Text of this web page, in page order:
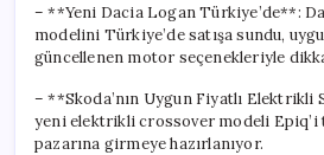
– **Yeni Dacia Logan Türkiye’de**:
modelini Türkiye’de satışa sundu,
güncellenen motor seçenekleriyle
– **Skoda’nın Uygun Fiyatlı Elektrikli
yeni elektrikli crossover modeli Epiq’i
pazarına girmeye hazırlanıyor.